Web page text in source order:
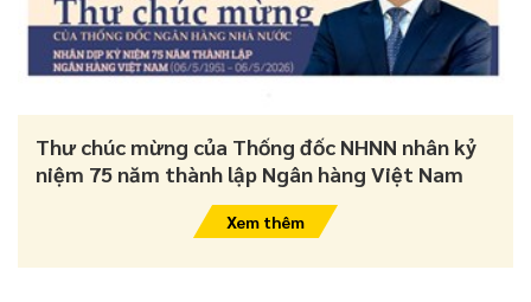
Thư chúc mừng của Thống đốc NHNN nhân kỷ
niệm 75 năm thành lập Ngân hàng Việt Nam
Xem thêm